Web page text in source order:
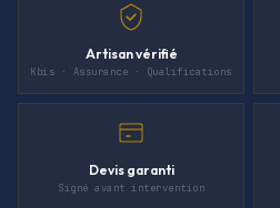
Artisan vérifié
Kbis · Assurance · Qualifications
Devis garanti
Signé avant intervention